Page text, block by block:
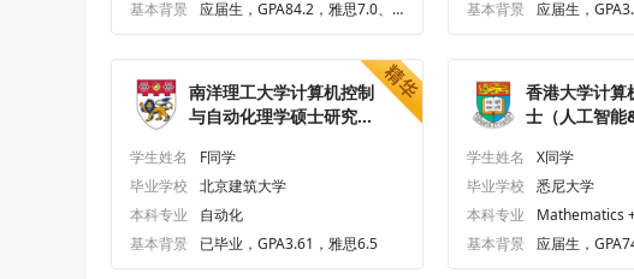
基本背景
应届生，GPA84.2，雅思7.0、
基本背景
应届生，
南洋理工大学计算机控制
与自动化理学硕士研究生
学生姓名
F同学
毕业学校
北京建筑大学
本科专业
自动化
基本背景
已毕业，GPA3.61，雅思6.5
香港大学计算
士（人工智能
学生姓名
X同学
毕业学校
悉尼大学
本科专业
Mathematics
基本背景 应届生，